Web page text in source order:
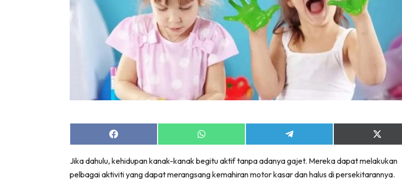
Share
on
Share
on
Share
on
Share
on
(Twitter)
Jika dahulu, kehidupan kanak-kanak begitu aktif tanpa adanya gajet. Mereka dapat melakukan
pelbagai aktiviti yang dapat merangsang kemahiran motor kasar dan halus di persekitarannya.